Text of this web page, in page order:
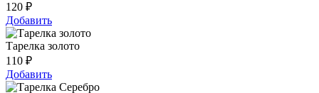
120 ₽
Добавить
Тарелка золото
110 ₽
Добавить